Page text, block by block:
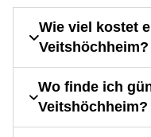
Wie viel kostet
Veitshöchheim?
Wo finde ich
Veitshöchheim?